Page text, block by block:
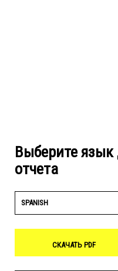
Выберите
отчета
SPANISH
СКАЧАТЬ PDF